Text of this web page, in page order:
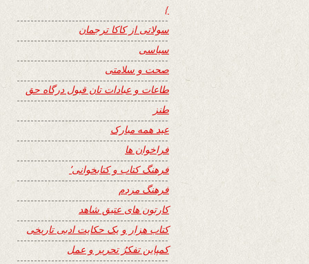
}
سولاتی از کاکا ترجمان
سیاسی
صحت و سلامتی
طاعات و عبادات تان قبول درگاه حق
طنز
عید همه مبارک
فراخوان ها
فرهنگ کتاب و کتابخوانی٬
فرهنگ مردم
کارتون های عتیق شاهد
کتاب هزار و یک حکایت ادبی تاریخی
کمپاین تفکرُ تحریر و عمل